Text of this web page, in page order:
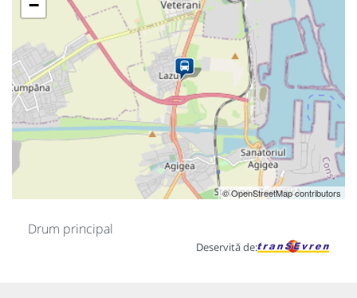
−
© OpenStreetMap contributors
Drum principal
Deservită de: